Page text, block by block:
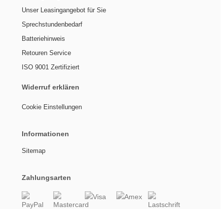
Unser Leasingangebot für Sie
Sprechstundenbedarf
Batteriehinweis
Retouren Service
ISO 9001 Zertifiziert
Widerruf erklären
Cookie Einstellungen
Informationen
Sitemap
Zahlungsarten